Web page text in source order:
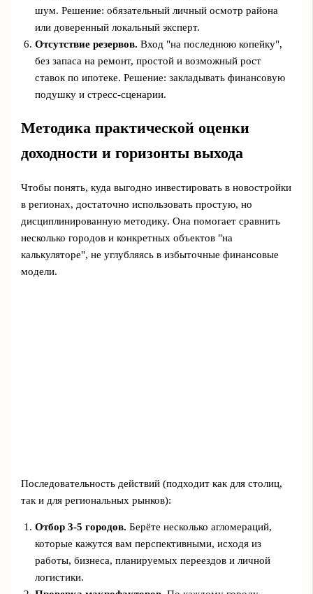
шум. Решение: обязательный личный осмотр района
или доверенный локальный эксперт.
Отсутствие резервов. Вход "на последнюю копейку",
без запаса на ремонт, простой и возможный рост
ставок по ипотеке. Решение: закладывать финансовую
подушку и стресс‑сценарии.
Методика практической оценки
доходности и горизонты выхода
Чтобы понять, куда выгодно инвестировать в новостройки
в регионах, достаточно использовать простую, но
дисциплинированную методику. Она помогает сравнить
несколько городов и конкретных объектов "на
калькуляторе", не углубляясь в избыточные финансовые
модели.
Последовательность действий (подходит как для столиц,
так и для региональных рынков):
Отбор 3-5 городов. Берёте несколько агломераций,
которые кажутся вам перспективными, исходя из
работы, бизнеса, планируемых переездов и личной
логистики.